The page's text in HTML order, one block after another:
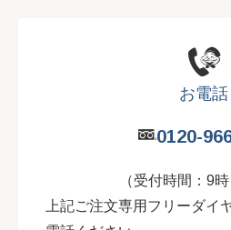
お電話
0120-
（受付時間：9時
上記ご注文専用フリーダイ